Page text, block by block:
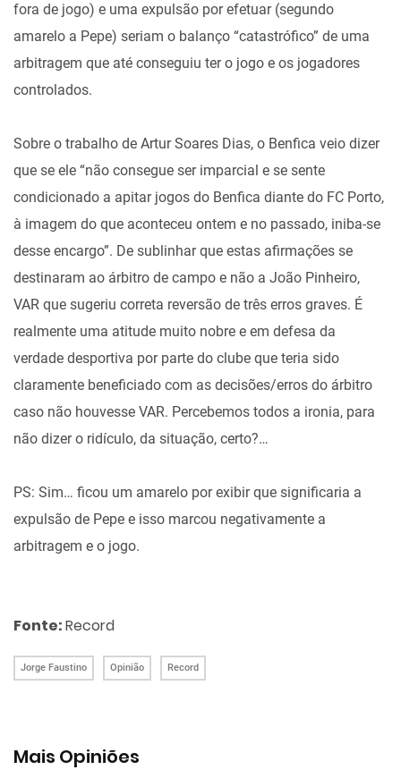
fora de jogo) e uma expulsão por efetuar (segundo
amarelo a Pepe) seriam o balanço “catastrófico” de uma
arbitragem que até conseguiu ter o jogo e os jogadores
controlados.
Sobre o trabalho de Artur Soares Dias, o Benfica veio dizer
que se ele “não consegue ser imparcial e se sente
condicionado a apitar jogos do Benfica diante do FC Porto,
à imagem do que aconteceu ontem e no passado, iniba-se
desse encargo”. De sublinhar que estas afirmações se
destinaram ao árbitro de campo e não a João Pinheiro,
VAR que sugeriu correta reversão de três erros graves. É
realmente uma atitude muito nobre e em defesa da
verdade desportiva por parte do clube que teria sido
claramente beneficiado com as decisões/erros do árbitro
caso não houvesse VAR. Percebemos todos a ironia, para
não dizer o ridículo, da situação, certo?…
PS: Sim… ficou um amarelo por exibir que significaria a
expulsão de Pepe e isso marcou negativamente a
arbitragem e o jogo.
Fonte:Record
Jorge Faustino Opinião Record
Mais Opiniões